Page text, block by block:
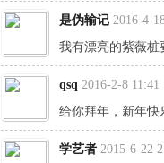
是伪输记 2016-4-
我有漂亮的紫薇桩
qsq 2016-2-8 11:41
给你拜年，新年快
学艺者 2015-6-22